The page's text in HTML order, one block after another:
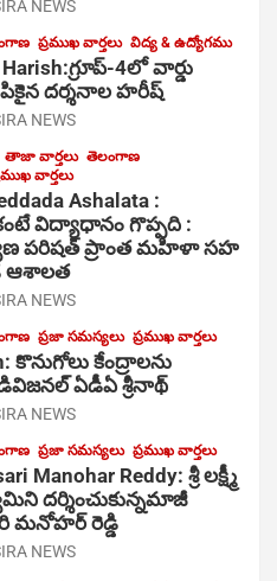
NEWS
ప్రముఖ వార్తలు విద్య & ఉద్యోగము
4లో వార్డు
దర్శనాల హరీష్
NEWS
తాజా వార్తలు తెలంగాణ
వార్తలు
Ashalata :
విద్యాధానం గొప్పది :
పరిషత్ ప్రాంత మహిళా సహ
ఆశాలత
NEWS
ప్రజా సమస్యలు ప్రముఖ వార్తలు
కొనుగోలు కేంద్రాల‌ను
ఏడీఏ శ్రీనాథ్
NEWS
ప్రజా సమస్యలు ప్రముఖ వార్తలు
Manohar Reddy: శ్రీ లక్ష్మీ
దర్శించుకున్నమాజీ
మనోహర్ రెడ్డి
NEWS